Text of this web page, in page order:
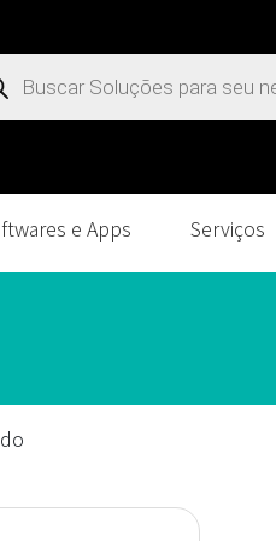
e Apps Serviços